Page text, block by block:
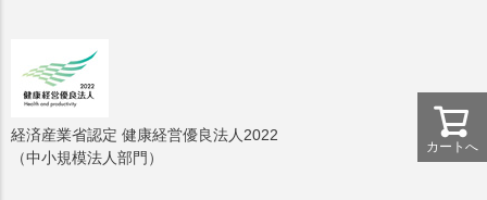
カートへ
経済産業省認定 健康経営優良法人2022
（中小規模法人部門）